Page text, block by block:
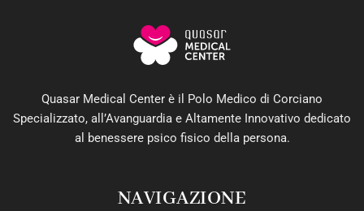
Quasar Medical Center è il Polo Medico di Corciano
Specializzato, all’Avanguardia e Altamente Innovativo dedicato
al benessere psico fisico della persona.
NAVIGAZIONE